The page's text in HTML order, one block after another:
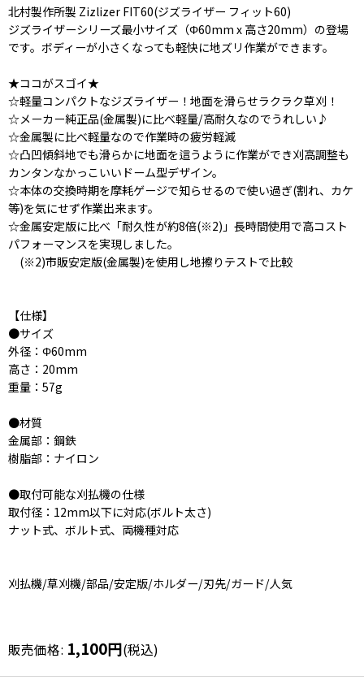
北村製作所製 Zizlizer FIT60(ジズライザー フィット60)
ジズライザーシリーズ最小サイズ（Φ60mm x 高さ20mm）の登場
です。ボディーが小さくなっても軽快に地ズリ作業ができます。
★ココがスゴイ★
☆軽量コンパクトなジズライザー！地面を滑らせラクラク草刈！
☆メーカー純正品(金属製)に比べ軽量/高耐久なのでうれしい♪
☆金属製に比べ軽量なので作業時の疲労軽減
☆凸凹傾斜地でも滑らかに地面を這うように作業ができ刈高調整も
カンタンなかっこいいドーム型デザイン。
☆本体の交換時期を摩耗ゲージで知らせるので使い過ぎ(割れ、カケ
等)を気にせず作業出来ます。
☆金属安定版に比べ「耐久性が約8倍(※2)」長時間使用で高コスト
パフォーマンスを実現しました。
(※2)市販安定版(金属製)を使用し地擦りテストで比較
【仕様】
●サイズ
外径：Φ60mm
高さ：20mm
重量：57g
●材質
金属部：鋼鉄
樹脂部：ナイロン
●取付可能な刈払機の仕様
取付径：12mm以下に対応(ボルト太さ)
ナット式、ボルト式、両機種対応
刈払機/草刈機/部品/安定版/ホルダー/刃先/ガード/人気
販売価格: 1,100円(税込)